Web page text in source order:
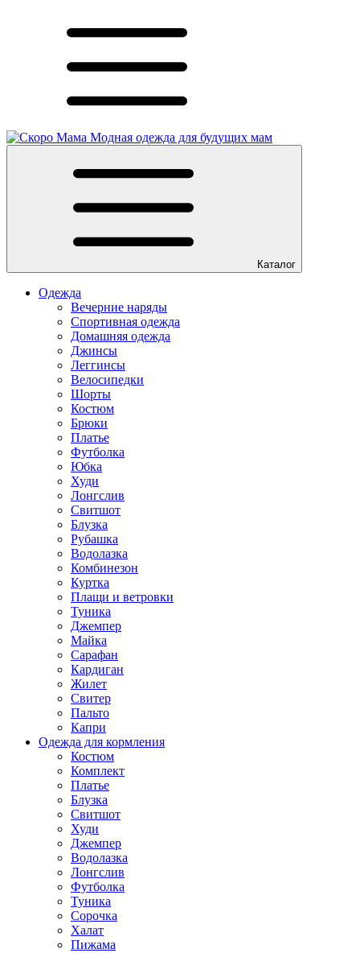
Модная одежда для будущих мам
Каталог
Одежда
Вечерние наряды
Спортивная одежда
Домашняя одежда
Джинсы
Леггинсы
Велосипедки
Шорты
Костюм
Брюки
Платье
Футболка
Юбка
Худи
Лонгслив
Свитшот
Блузка
Рубашка
Водолазка
Комбинезон
Куртка
Плащи и ветровки
Туника
Джемпер
Майка
Сарафан
Кардиган
Жилет
Свитер
Пальто
Капри
Одежда для кормления
Костюм
Комплект
Платье
Блузка
Свитшот
Худи
Джемпер
Водолазка
Лонгслив
Футболка
Туника
Сорочка
Халат
Пижама